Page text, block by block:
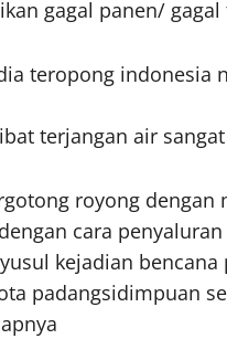
gagal panen/ gagal
teropong indonesia
terjangan air
royong dengan
cara
kejadian bencana
padangsidimpuan